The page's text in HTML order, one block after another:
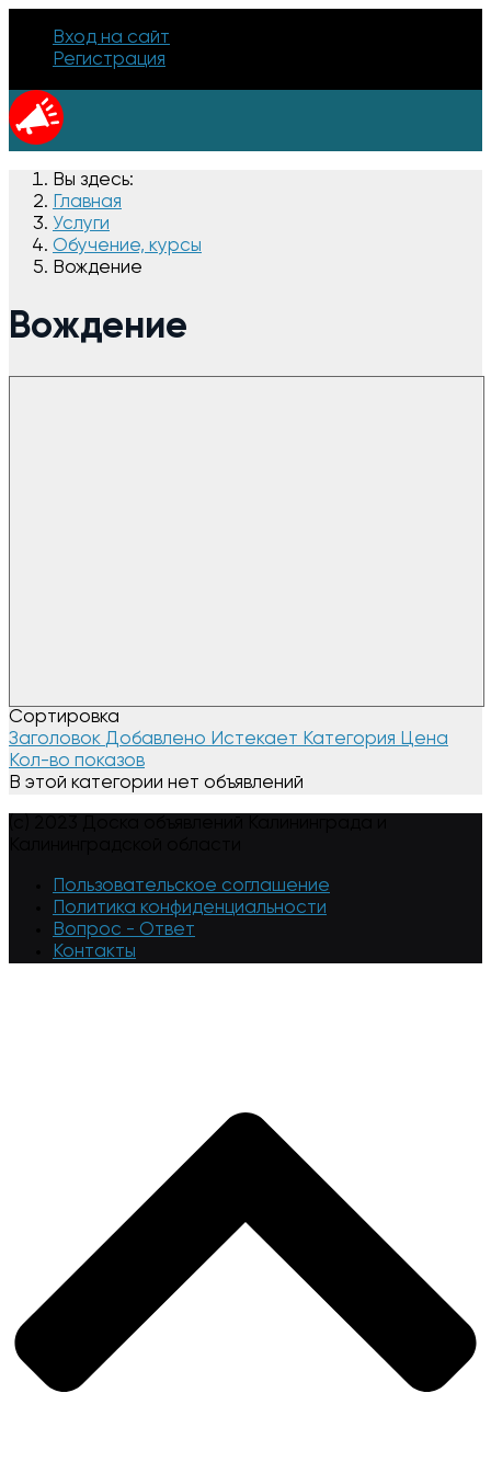
Вход на сайт
Регистрация
Вы здесь:
Главная
Услуги
Обучение, курсы
Вождение
Вождение
Сортировка
Заголовок Добавлено Истекает Категория Цена
Кол-во показов
В этой категории нет объявлений
Пользовательское соглашение
Политика конфиденциальности
Вопрос - Ответ
Контакты